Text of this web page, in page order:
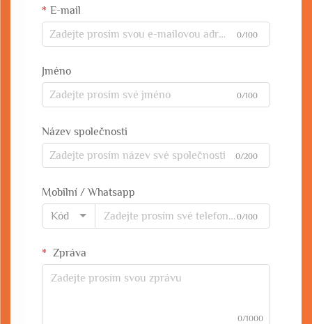
E-mail
0/100
Jméno
0/100
Název společnosti
0/200
Mobilní / Whatsapp
Kód
0/100
Zpráva
0/1000